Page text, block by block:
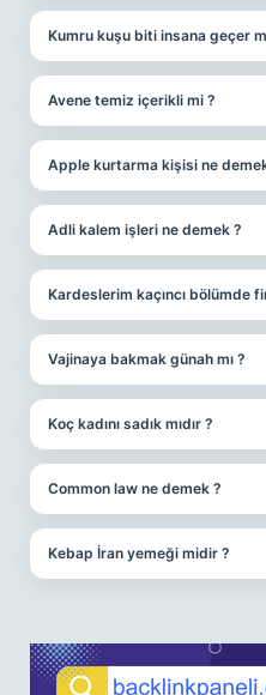
Kumru kuşu biti insana geçer
Avene temiz içerikli mi ?
Apple kurtarma kişisi ne
Adli kalem işleri ne demek ?
Kardeslerim kaçıncı bölümde
Vajinaya bakmak günah mı ?
Koç kadını sadık mıdır ?
Common law ne demek ?
Kebap İran yemeği midir ?